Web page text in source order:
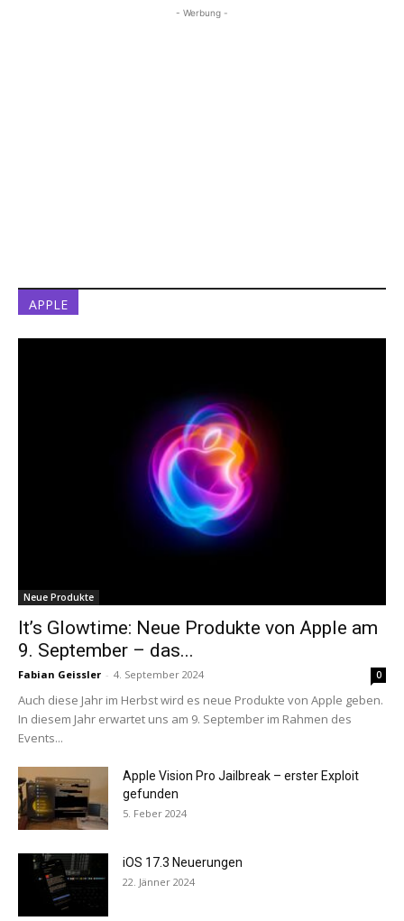
- Werbung -
APPLE
Neue Produkte
It’s Glowtime: Neue Produkte von Apple am
9. September – das...
Fabian Geissler - 4. September 2024 0
Auch diese Jahr im Herbst wird es neue Produkte von Apple geben.
In diesem Jahr erwartet uns am 9. September im Rahmen des
Events...
Apple Vision Pro Jailbreak – erster Exploit
gefunden
5. Feber 2024
iOS 17.3 Neuerungen
22. Jänner 2024